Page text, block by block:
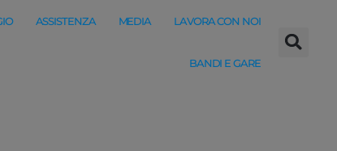
ASSISTENZA MEDIA LAVORA CON NOI
BANDI E GARE